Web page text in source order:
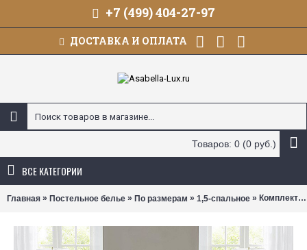
+7 (499) 404-27-97
ДОСТАВКА И ОПЛАТА
Товаров: 0 (0 руб.)
ВСЕ КАТЕГОРИИ
Главная » Постельное белье » По размерам » 1,5-спальное » Комплект постельного белья Asabella 2363 (размер 1,5-спальный)